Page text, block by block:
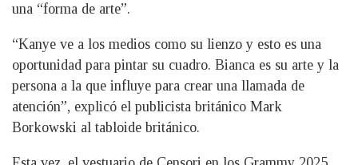
una “forma de arte”.
“Kanye ve a los medios como su lienzo y esto es una
oportunidad para pintar su cuadro. Bianca es su arte y la
persona a la que influye para crear una llamada de
atención”, explicó el publicista británico Mark
Borkowski al tabloide británico.